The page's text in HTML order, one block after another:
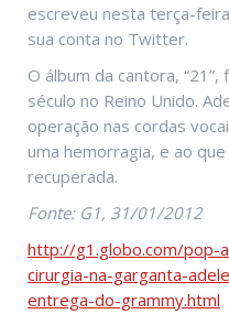
escreveu nesta terça-
sua conta no Twitter.
O álbum da cantora,
século no Reino Unido.
operação nas cordas
uma hemorragia, e ao
recuperada.
Fonte: G1, 31/01/2012
http://g1.globo.com/
cirurgia-na-garganta-
entrega-do-grammy.html